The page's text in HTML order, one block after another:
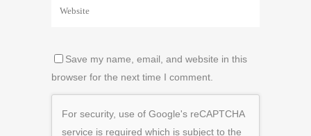
Save my name, email, and website in this
browser for the next time I comment.
For security, use of Google's reCAPTCHA
service is required which is subject to the